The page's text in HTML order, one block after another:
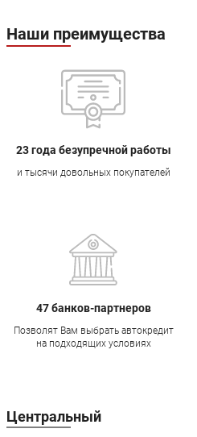
Наши преимущества
23 года безупречной работы
и тысячи довольных покупателей
47 банков-партнеров
Позволят Вам выбрать автокредит
на подходящих условиях
Центральный